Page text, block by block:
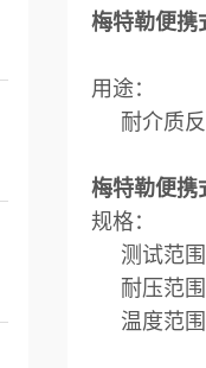
梅特勒便携
用途：
耐介质反
梅特勒便携
规格：
测试范围
耐压范围
温度范